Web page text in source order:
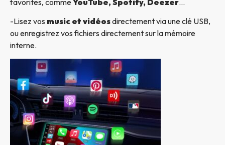
-Lisez vos music et vidéosdirectement via une clé USB,
ou enregistrez vos fichiers directement sur la mémoire
interne.